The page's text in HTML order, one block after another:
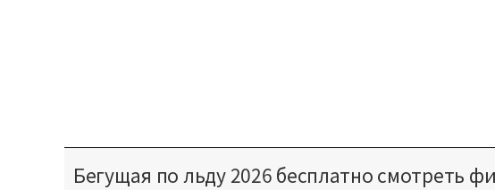
Бегущая по льду 2026 бесплатно смотреть